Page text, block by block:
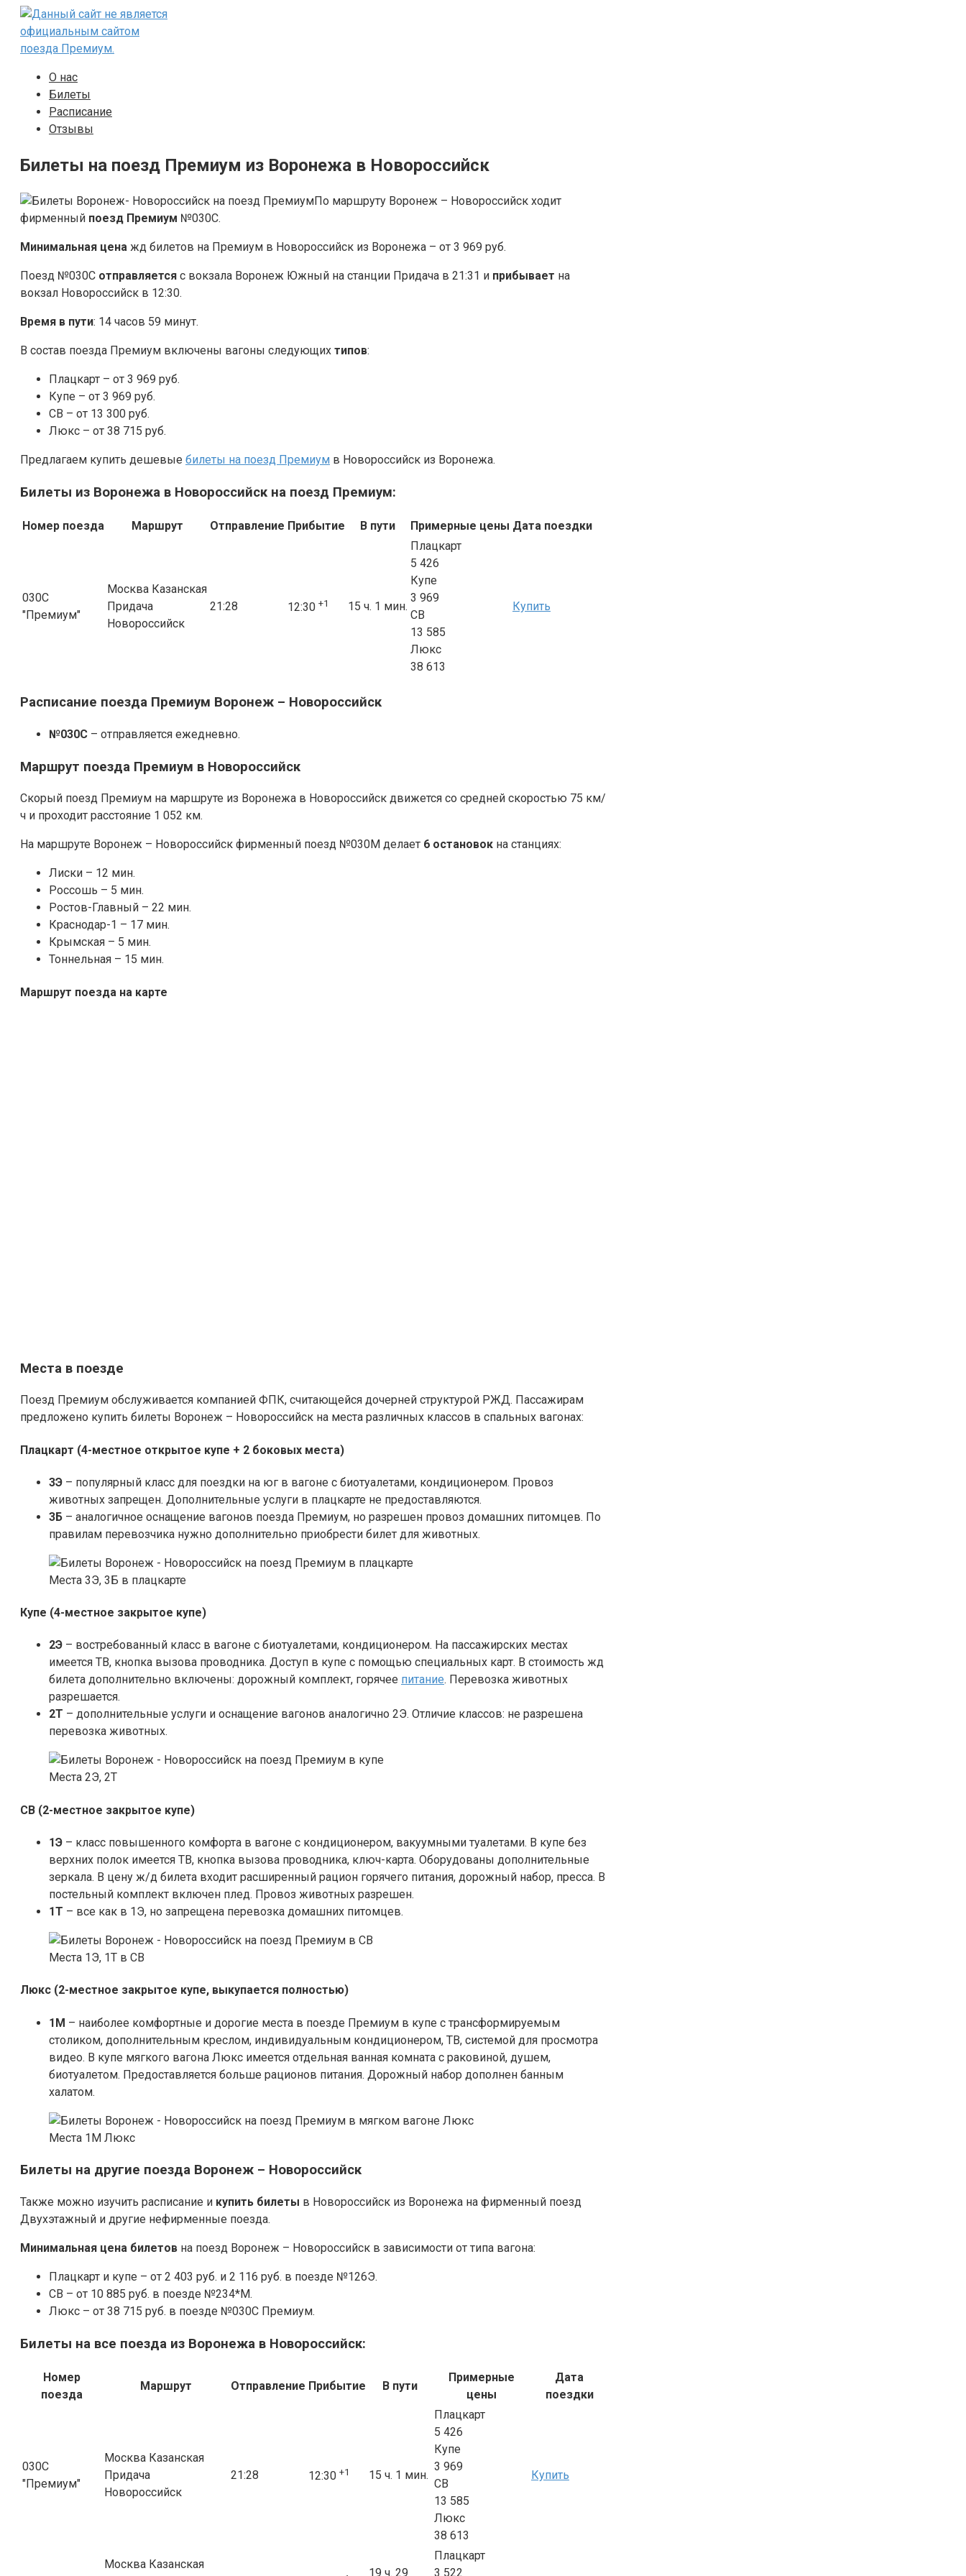
Перейти
контенту
О нас
Билеты
Расписание
Отзывы
Билеты на поезд Премиум из Воронежа в Новороссийск
По маршруту Воронеж – Новороссийск ходит
фирменный поезд Премиум №030С.
Минимальная цена жд билетов на Премиум в Новороссийск из Воронежа – от 3 969 руб.
Поезд №030С отправляется с вокзала Воронеж Южный на станции Придача в 21:31 и прибывает на
вокзал Новороссийск в 12:30.
Время в пути: 14 часов 59 минут.
В состав поезда Премиум включены вагоны следующих типов:
Плацкарт – от 3 969 руб.
Купе – от 3 969 руб.
СВ – от 13 300 руб.
Люкс – от 38 715 руб.
Предлагаем купить дешевые билеты на поезд Премиум в Новороссийск из Воронежа.
Билеты из Воронежа в Новороссийск на поезд Премиум:
Номер поезда Маршрут Отправление Прибытие В пути Примерные цены Дата поездки
030С
"Премиум"
Москва Казанская
Придача
Новороссийск
21:28 12:30 +1 15 ч. 1 мин.
Плацкарт
5 426
Купе
3 969
СВ
13 585
Люкс
38 613
Купить
Расписание поезда Премиум Воронеж – Новороссийск
№030С – отправляется ежедневно.
Маршрут поезда Премиум в Новороссийск
Скорый поезд Премиум на маршруте из Воронежа в Новороссийск движется со средней скоростью 75 км/
ч и проходит расстояние 1 052 км.
На маршруте Воронеж – Новороссийск фирменный поезд №030М делает 6 остановок на станциях:
Лиски – 12 мин.
Россошь – 5 мин.
Ростов-Главный – 22 мин.
Краснодар-1 – 17 мин.
Крымская – 5 мин.
Тоннельная – 15 мин.
Маршрут поезда на карте
Места в поезде
Поезд Премиум обслуживается компанией ФПК, считающейся дочерней структурой РЖД. Пассажирам
предложено купить билеты Воронеж – Новороссийск на места различных классов в спальных вагонах:
Плацкарт (4-местное открытое купе + 2 боковых места)
3Э – популярный класс для поездки на юг в вагоне с биотуалетами, кондиционером. Провоз
животных запрещен. Дополнительные услуги в плацкарте не предоставляются.
3Б – аналогичное оснащение вагонов поезда Премиум, но разрешен провоз домашних питомцев. По
правилам перевозчика нужно дополнительно приобрести билет для животных.
Места 3Э, 3Б в плацкарте
Купе (4-местное закрытое купе)
2Э – востребованный класс в вагоне с биотуалетами, кондиционером. На пассажирских местах
имеется ТВ, кнопка вызова проводника. Доступ в купе с помощью специальных карт. В стоимость жд
билета дополнительно включены: дорожный комплект, горячее питание. Перевозка животных
разрешается.
2Т – дополнительные услуги и оснащение вагонов аналогично 2Э. Отличие классов: не разрешена
перевозка животных.
Места 2Э, 2Т
СВ (2-местное закрытое купе)
1Э – класс повышенного комфорта в вагоне с кондиционером, вакуумными туалетами. В купе без
верхних полок имеется ТВ, кнопка вызова проводника, ключ-карта. Оборудованы дополнительные
зеркала. В цену ж/д билета входит расширенный рацион горячего питания, дорожный набор, пресса. В
постельный комплект включен плед. Провоз животных разрешен.
1Т – все как в 1Э, но запрещена перевозка домашних питомцев.
Места 1Э, 1Т в СВ
Люкс (2-местное закрытое купе, выкупается полностью)
1М – наиболее комфортные и дорогие места в поезде Премиум в купе с трансформируемым
столиком, дополнительным креслом, индивидуальным кондиционером, ТВ, системой для просмотра
видео. В купе мягкого вагона Люкс имеется отдельная ванная комната с раковиной, душем,
биотуалетом. Предоставляется больше рационов питания. Дорожный набор дополнен банным
халатом.
Места 1М Люкс
Билеты на другие поезда Воронеж – Новороссийск
Также можно изучить расписание и купить билеты в Новороссийск из Воронежа на фирменный поезд
Двухэтажный и другие нефирменные поезда.
Минимальная цена билетов на поезд Воронеж – Новороссийск в зависимости от типа вагона:
Плацкарт и купе – от 2 403 руб. и 2 116 руб. в поезде №126Э.
СВ – от 10 885 руб. в поезде №234*М.
Люкс – от 38 715 руб. в поезде №030С Премиум.
Билеты на все поезда из Воронежа в Новороссийск:
Номер
поезда
Маршрут Отправление Прибытие В пути
Примерные
цены
Дата
поездки
030С
"Премиум"
Москва Казанская
Придача
Новороссийск
21:28 12:30 +1 15 ч. 1 мин.
Плацкарт
5 426
Купе
3 969
СВ
13 585
Люкс
38 613
Купить
Москва Казанская
19 ч. 29
Плацкарт
3 522